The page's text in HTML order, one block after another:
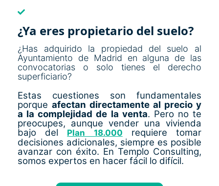
¿Ya eres propietario del suelo?
¿Has adquirido la propiedad del suelo al
Ayuntamiento de Madrid en alguna de las
convocatorias o solo tienes el derecho
superficiario?
Estas cuestiones son fundamentales
porqueafectan directamente al precio y
a la complejidad de la venta. Pero no te
preocupes, aunque vender una vivienda
bajo del
Plan 18.000
requiere tomar
decisiones adicionales, siempre es posible
avanzar con éxito. En Templo Consulting,
somos expertos en hacer fácil lo difícil.